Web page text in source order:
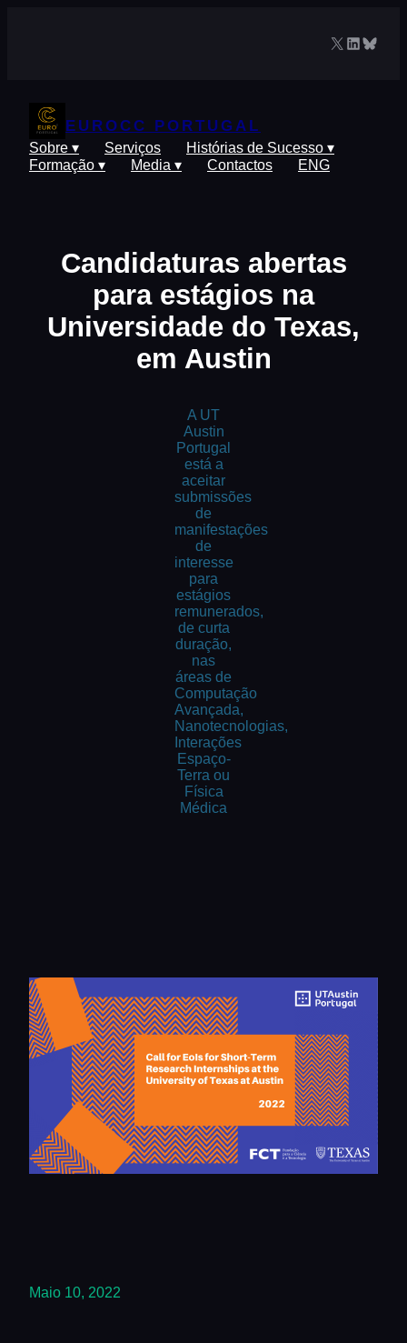
X LinkedIn
EUROCC PORTUGAL
Sobre ▾ Serviços
Histórias de Sucesso ▾
Formação ▾
Media ▾ Contactos ENG
Candidaturas abertas
para estágios na
Universidade do Texas,
em Austin
A UT
Austin
Portugal
está a
aceitar
submissões
de
manifestações
de
interesse
para
estágios
remunerados,
de curta
duração,
nas
áreas de
Computação
Avançada,
Nanotecnologias,
Interações
Espaço-
Terra ou
Física
Médica
Maio 10, 2022